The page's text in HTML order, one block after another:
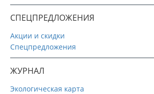
СПЕЦПРЕДЛОЖЕНИЯ
Акции и скидки
Спецпредложения
ЖУРНАЛ
Экологическая карта